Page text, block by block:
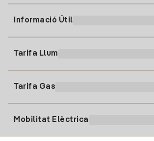
91 919 52 73
clientes@tuiberdrola.es
Informació Útil
Alta Gas
Tarifa Llum
Tarifa Gas
Mobilitat Elèctrica